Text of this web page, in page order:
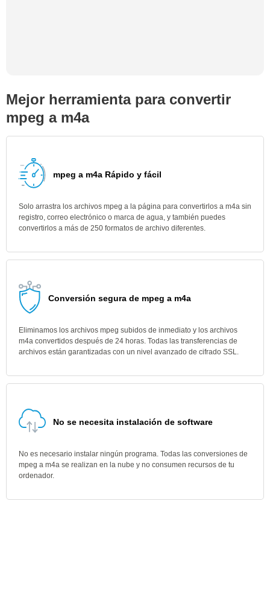
Mejor herramienta para convertir
mpeg a m4a
mpeg a m4a Rápido y fácil
Solo arrastra los archivos mpeg a la página para convertirlos a m4a sin
registro, correo electrónico o marca de agua, y también puedes
convertirlos a más de 250 formatos de archivo diferentes.
Conversión segura de mpeg a m4a
Eliminamos los archivos mpeg subidos de inmediato y los archivos
m4a convertidos después de 24 horas. Todas las transferencias de
archivos están garantizadas con un nivel avanzado de cifrado SSL.
No se necesita instalación de software
No es necesario instalar ningún programa. Todas las conversiones de
mpeg a m4a se realizan en la nube y no consumen recursos de tu
ordenador.